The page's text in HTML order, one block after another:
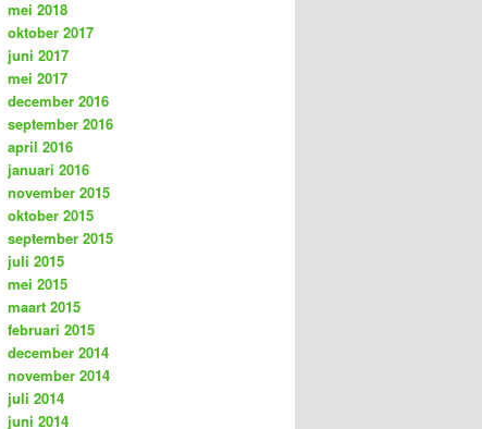
mei 2018
oktober 2017
juni 2017
mei 2017
december 2016
september 2016
april 2016
januari 2016
november 2015
oktober 2015
september 2015
juli 2015
mei 2015
maart 2015
februari 2015
december 2014
november 2014
juli 2014
juni 2014